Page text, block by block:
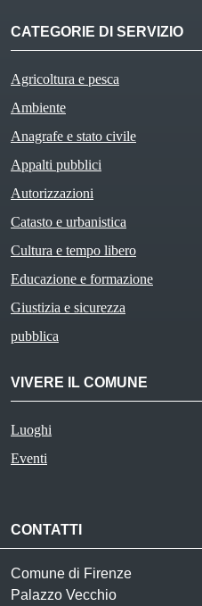
CATEGORIE DI SERVIZIO
Agricoltura e pesca
Ambiente
Anagrafe e stato civile
Appalti pubblici
Autorizzazioni
Catasto e urbanistica
Cultura e tempo libero
Educazione e formazione
Giustizia e sicurezza
pubblica
VIVERE IL COMUNE
Luoghi
Eventi
CONTATTI
Comune di Firenze
Palazzo Vecchio